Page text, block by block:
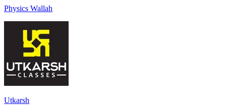
Physics Wallah
Utkarsh